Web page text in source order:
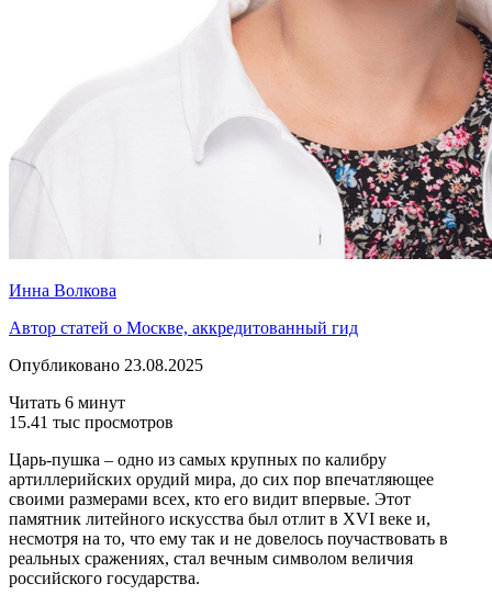
Инна Волкова
Автор статей о Москве, аккредитованный гид
Опубликовано 23.08.2025
Читать 6 минут
15.41 тыс просмотров
Царь-пушка – одно из самых крупных по калибру
артиллерийских орудий мира, до сих пор впечатляющее
своими размерами всех, кто его видит впервые. Этот
памятник литейного искусства был отлит в XVI веке и,
несмотря на то, что ему так и не довелось поучаствовать в
реальных сражениях, стал вечным символом величия
российского государства.